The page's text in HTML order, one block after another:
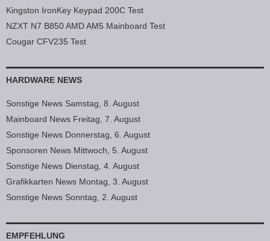
Kingston IronKey Keypad 200C Test
NZXT N7 B850 AMD AM5 Mainboard Test
Cougar CFV235 Test
HARDWARE NEWS
Sonstige News Samstag, 8. August
Mainboard News Freitag, 7. August
Sonstige News Donnerstag, 6. August
Sponsoren News Mittwoch, 5. August
Sonstige News Dienstag, 4. August
Grafikkarten News Montag, 3. August
Sonstige News Sonntag, 2. August
EMPFEHLUNG